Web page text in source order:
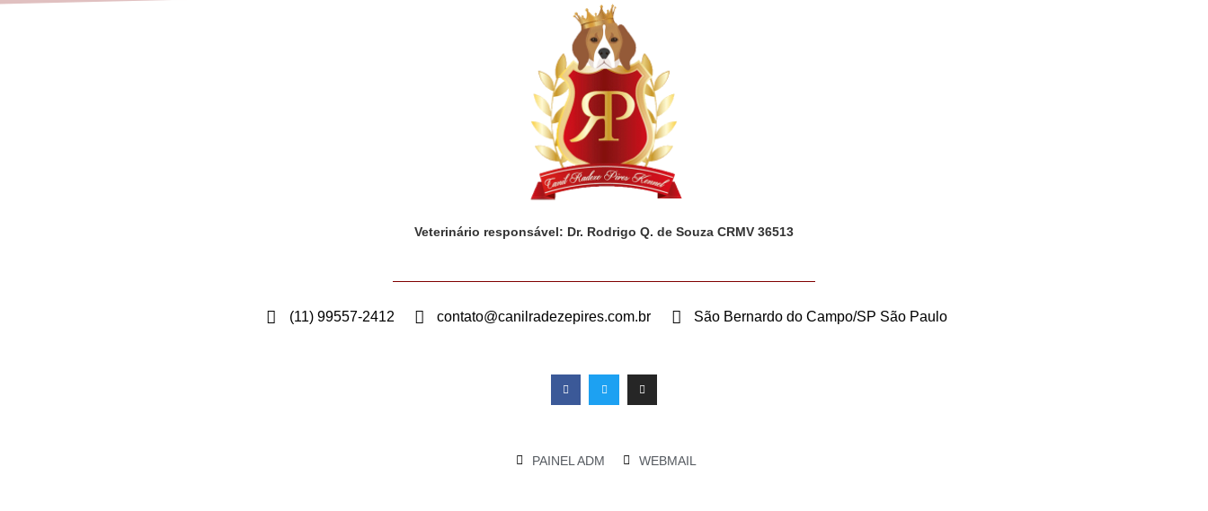
Veterinário responsável: Dr. Rodrigo Q. de Souza CRMV 36513
(11) 99557-2412 contato@canilradezepires.com.br São Bernardo do Campo/SP São Paulo
PAINEL ADM WEBMAIL